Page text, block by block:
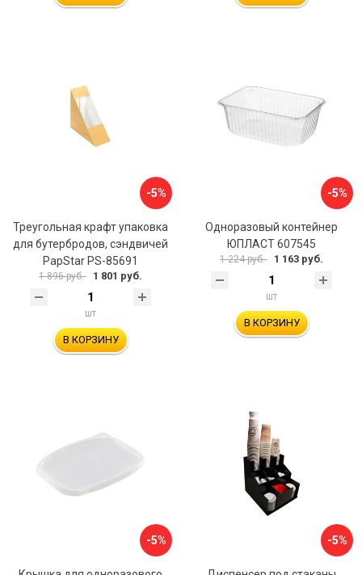
-5%
Треугольная крафт упаковка
для бутербродов, сэндвичей
PapStar PS-85691
1 896 руб. 1 801 руб.
шт
В КОРЗИНУ
-5%
Одноразовый контейнер
ЮПЛАСТ 607545
1 224 руб. 1 163 руб.
шт
В КОРЗИНУ
-5% -5%